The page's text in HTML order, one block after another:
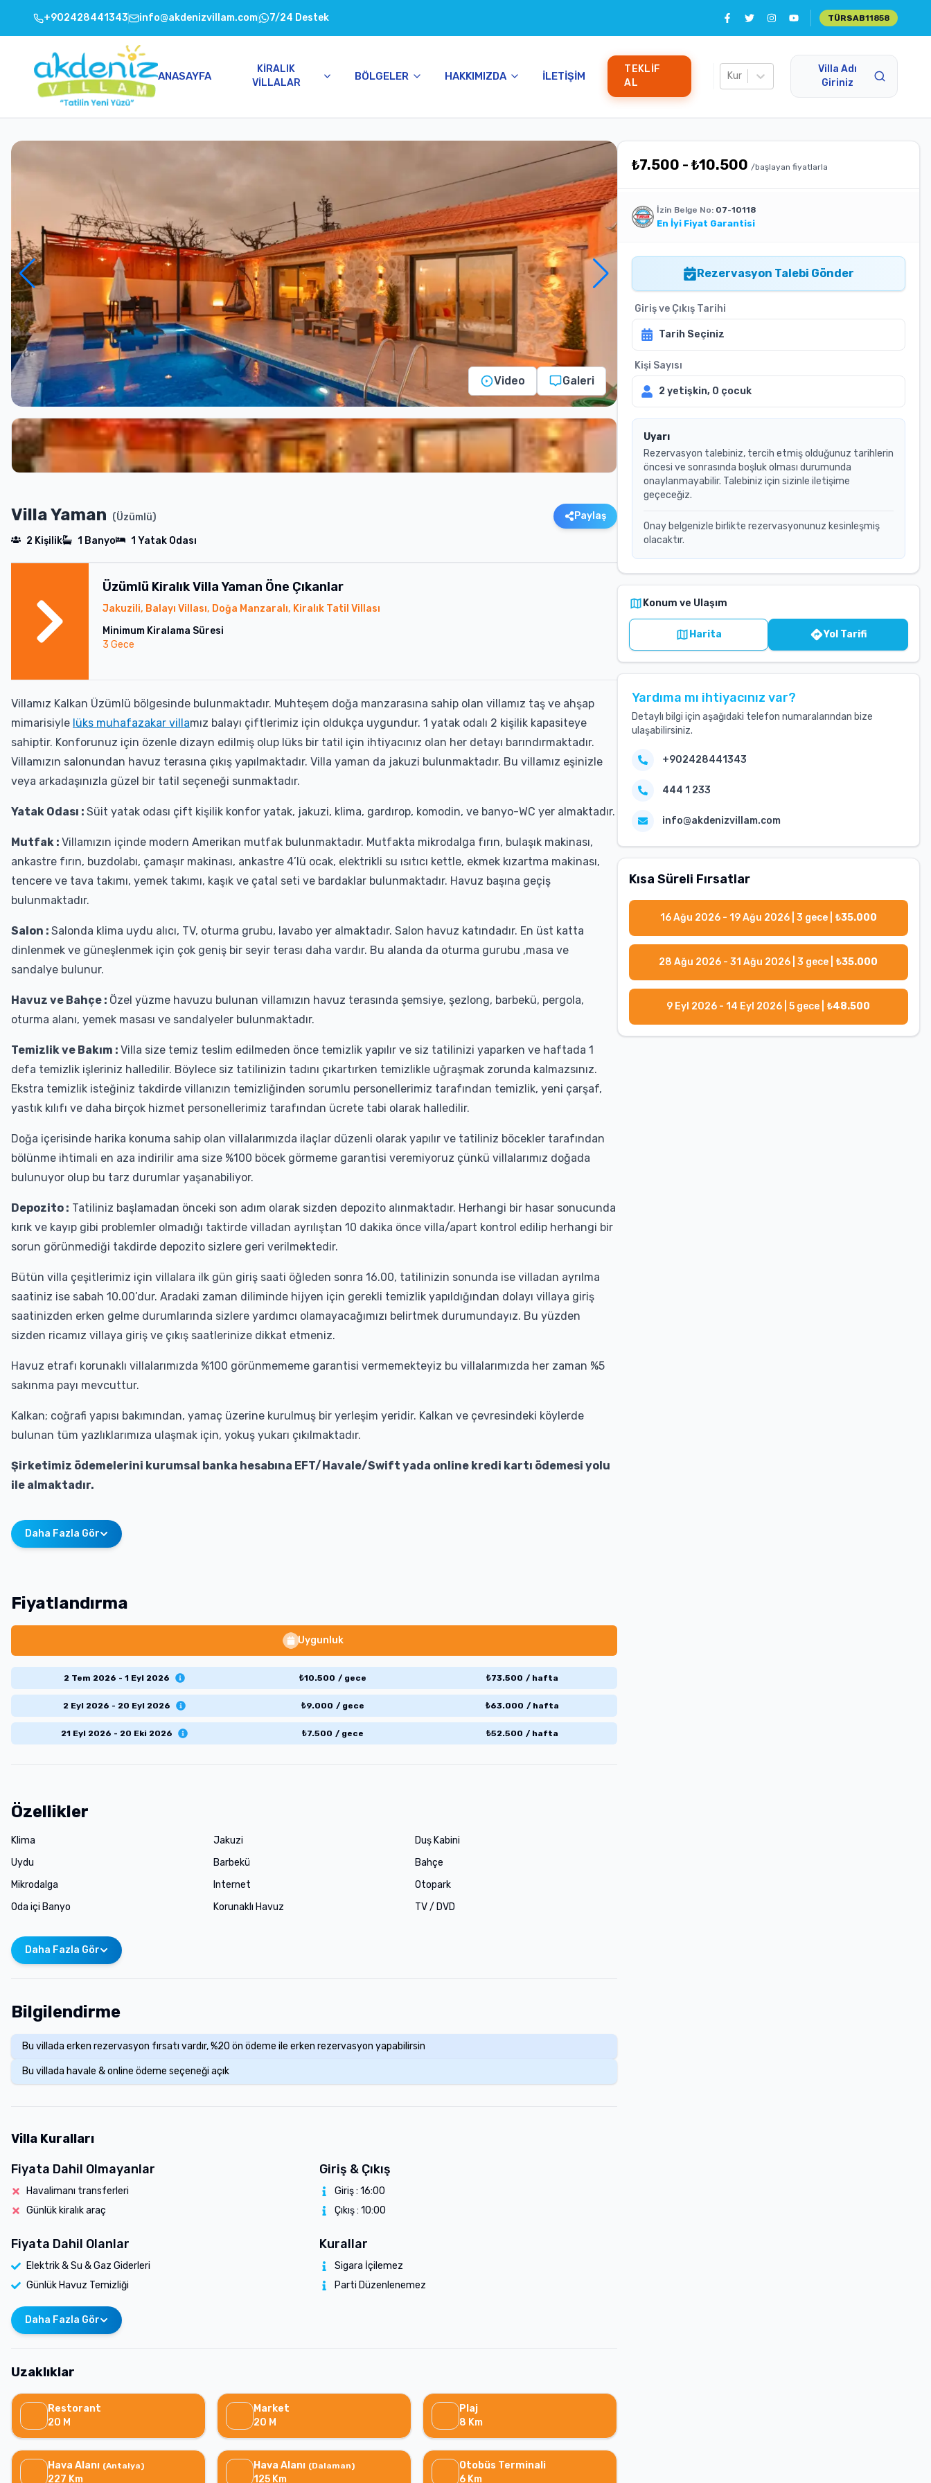
+902428441343 info@akdenizvillam.com 7/24 Destek TÜRSAB11858
ANASAYFA
KIRALIK
VILLALAR
BÖLGELER HAKKIMIZDA İLETIŞIM
TEKLIF
AL
Kur
Villa Adı
Giriniz
Video Galeri
Villa Yaman (Üzümlü) Paylaş
2 Kişilik 1 Banyo 1 Yatak Odası
Üzümlü KiralıkVilla Yaman Öne Çıkanlar
Jakuzili, Balayı Villası, Doğa Manzaralı, Kiralık Tatil Villası
Minimum Kiralama Süresi
3 Gece
Villamız Kalkan Üzümlü bölgesinde bulunmaktadır. Muhteşem doğa manzarasına sahip olan villamız taş ve ahşap
mimarisiyle lüks muhafazakar villamız balayı çiftlerimiz için oldukça uygundur. 1 yatak odalı 2 kişilik kapasiteye
sahiptir. Konforunuz için özenle dizayn edilmiş olup lüks bir tatil için ihtiyacınız olan her detayı barındırmaktadır.
Villamızın salonundan havuz terasına çıkış yapılmaktadır. Villa yaman da jakuzi bulunmaktadır. Bu villamız eşinizle
veya arkadaşınızla güzel bir tatil seçeneği sunmaktadır.
Yatak Odası : Süit yatak odası çift kişilik konfor yatak, jakuzi, klima, gardırop, komodin, ve banyo-WC yer almaktadır.
Mutfak : Villamızın içinde modern Amerikan mutfak bulunmaktadır. Mutfakta mikrodalga fırın, bulaşık makinası,
ankastre fırın, buzdolabı, çamaşır makinası, ankastre 4’lü ocak, elektrikli su ısıtıcı kettle, ekmek kızartma makinası,
tencere ve tava takımı, yemek takımı, kaşık ve çatal seti ve bardaklar bulunmaktadır. Havuz başına geçiş
bulunmaktadır.
Salon : Salonda klima uydu alıcı, TV, oturma grubu, lavabo yer almaktadır. Salon havuz katındadır. En üst katta
dinlenmek ve güneşlenmek için çok geniş bir seyir terası daha vardır. Bu alanda da oturma gurubu ,masa ve
sandalye bulunur.
Havuz ve Bahçe : Özel yüzme havuzu bulunan villamızın havuz terasında şemsiye, şezlong, barbekü, pergola,
oturma alanı, yemek masası ve sandalyeler bulunmaktadır.
Temizlik ve Bakım : Villa size temiz teslim edilmeden önce temizlik yapılır ve siz tatilinizi yaparken ve haftada 1
defa temizlik işleriniz halledilir. Böylece siz tatilinizin tadını çıkartırken temizlikle uğraşmak zorunda kalmazsınız.
Ekstra temizlik isteğiniz takdirde villanızın temizliğinden sorumlu personellerimiz tarafından temizlik, yeni çarşaf,
yastık kılıfı ve daha birçok hizmet personellerimiz tarafından ücrete tabi olarak halledilir.
Doğa içerisinde harika konuma sahip olan villalarımızda ilaçlar düzenli olarak yapılır ve tatiliniz böcekler tarafından
bölünme ihtimali en aza indirilir ama size %100 böcek görmeme garantisi veremiyoruz çünkü villalarımız doğada
bulunuyor olup bu tarz durumlar yaşanabiliyor.
Depozito : Tatiliniz başlamadan önceki son adım olarak sizden depozito alınmaktadır. Herhangi bir hasar sonucunda
kırık ve kayıp gibi problemler olmadığı taktirde villadan ayrılıştan 10 dakika önce villa/apart kontrol edilip herhangi bir
sorun görünmediği takdirde depozito sizlere geri verilmektedir.
Bütün villa çeşitlerimiz için villalara ilk gün giriş saati öğleden sonra 16.00, tatilinizin sonunda ise villadan ayrılma
saatiniz ise sabah 10.00’dur. Aradaki zaman diliminde hijyen için gerekli temizlik yapıldığından dolayı villaya giriş
saatinizden erken gelme durumlarında sizlere yardımcı olamayacağımızı belirtmek durumundayız. Bu yüzden
sizden ricamız villaya giriş ve çıkış saatlerinize dikkat etmeniz.
Havuz etrafı korunaklı villalarımızda %100 görünmememe garantisi vermemekteyiz bu villalarımızda her zaman %5
sakınma payı mevcuttur.
Kalkan; coğrafi yapısı bakımından, yamaç üzerine kurulmuş bir yerleşim yeridir. Kalkan ve çevresindeki köylerde
bulunan tüm yazlıklarımıza ulaşmak için, yokuş yukarı çıkılmaktadır.
Şirketimiz ödemelerini kurumsal banka hesabına EFT/Havale/Swift yada online kredi kartı ödemesi yolu
ile almaktadır.
Daha Fazla Gör
Fiyatlandırma
Uygunluk
2 Tem 2026 - 1 Eyl 2026 ₺10.500 / gece ₺73.500 / hafta
2 Eyl 2026 - 20 Eyl 2026 ₺9.000 / gece ₺63.000 / hafta
21 Eyl 2026 - 20 Eki 2026 ₺7.500 / gece ₺52.500 / hafta
Özellikler
Klima
Uydu
Mikrodalga
Oda içi Banyo
Jakuzi
Barbekü
Internet
Korunaklı Havuz
Duş Kabini
Bahçe
Otopark
TV / DVD
Daha Fazla Gör
Bilgilendirme
Bu villada erken rezervasyon fırsatı vardır, %20 ön ödeme ile erken rezervasyon yapabilirsin
Bu villada havale & online ödeme seçeneği açık
Villa Kuralları
Fiyata Dahil Olmayanlar
Havalimanı transferleri
Günlük kiralık araç
Fiyata Dahil Olanlar
Elektrik & Su & Gaz Giderleri
Günlük Havuz Temizliği
Giriş & Çıkış
Giriş :16:00
Çıkış :10:00
Kurallar
Sigara İçilemez
Parti Düzenlenemez
Daha Fazla Gör
Uzaklıklar
Restorant
20 M
Market
20 M
Plaj
8 Km
Hava Alanı (Antalya)
227 Km
Hava Alanı (Dalaman)
125 Km
Otobüs Terminali
6 Km
₺7.500 - ₺10.500 /başlayan fiyatlarla
İzin Belge No: 07-10118
En İyi Fiyat Garantisi
Rezervasyon Talebi Gönder
Giriş ve Çıkış Tarihi
Tarih Seçiniz
Kişi Sayısı
2yetişkin, 0 çocuk
Uyarı
Rezervasyon talebiniz, tercih etmiş olduğunuz tarihlerin
öncesi ve sonrasında boşluk olması durumunda
onaylanmayabilir. Talebiniz için sizinle iletişime
geçeceğiz.
Onay belgenizle birlikte rezervasyonunuz kesinleşmiş
olacaktır.
Konum ve Ulaşım
Harita Yol Tarifi
Yardıma mı ihtiyacınız var?
Detaylı bilgi için aşağıdaki telefon numaralarından bize
ulaşabilirsiniz.
+902428441343
444 1 233
info@akdenizvillam.com
Kısa Süreli Fırsatlar
16 Ağu 2026 - 19 Ağu 2026| 3 gece | ₺35.000
28 Ağu 2026 - 31 Ağu 2026 |3 gece | ₺35.000
9 Eyl 2026 - 14 Eyl 2026 |5 gece | ₺48.500